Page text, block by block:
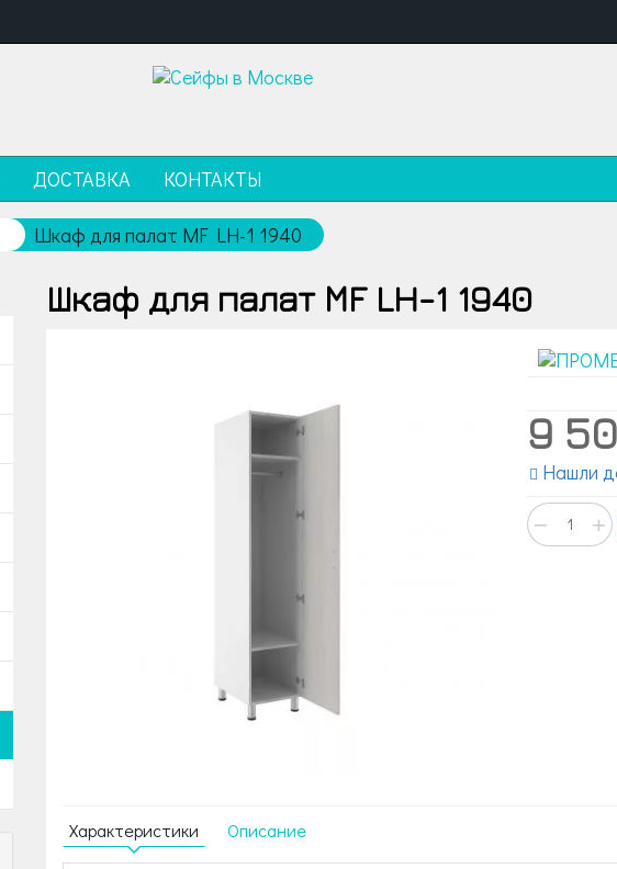
ДОСТАВКА КОНТАКТЫ
Шкаф для палат МF LH-1 1940
Шкаф для палат МF LH-1 1940
9
Нашли
− +
Характеристики Описание